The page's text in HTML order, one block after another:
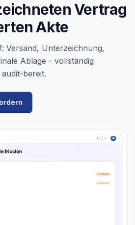
Vertrag
Akte
Versand, Unterzeichnung,
Ablage - vollständig
bereit.